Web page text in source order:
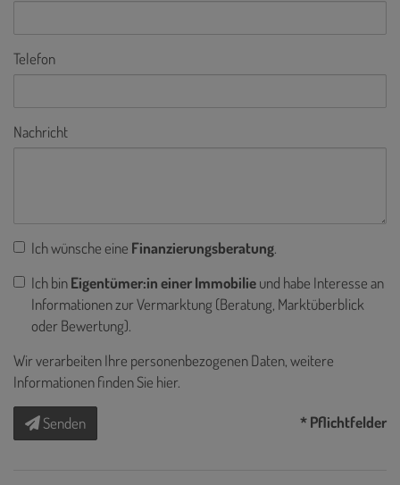
Telefon
Nachricht
Ich wünsche eine Finanzierungsberatung.
Ich binEigentümer:in einer Immobilieund habe Interesse an
Informationen zur Vermarktung (Beratung, Marktüberblick
oder Bewertung).
Wir verarbeiten Ihre personenbezogenen Daten, weitere
Informationen finden Sie hier.
Senden * Pflichtfelder